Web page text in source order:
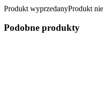
Produkt wyprzedanyProdukt
Podobne produkty